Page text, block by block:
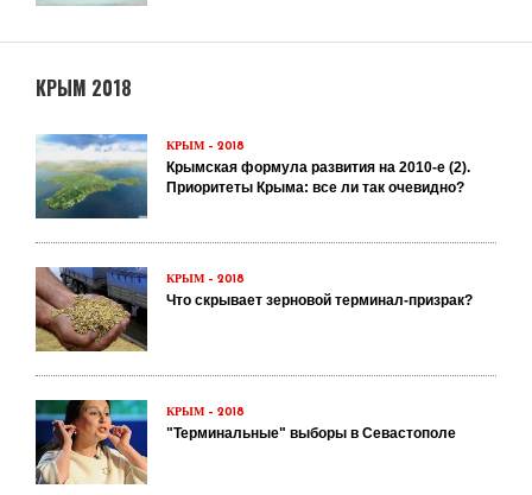
КРЫМ 2018
КРЫМ – 2018
Крымская формула развития на 2010-е (2).
Приоритеты Крыма: все ли так очевидно?
КРЫМ – 2018
Что скрывает зерновой терминал-призрак?
КРЫМ – 2018
"Терминальные" выборы в Севастополе